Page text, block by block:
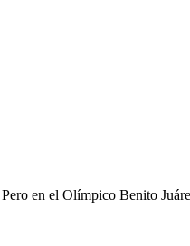
en el Olímpico Benito